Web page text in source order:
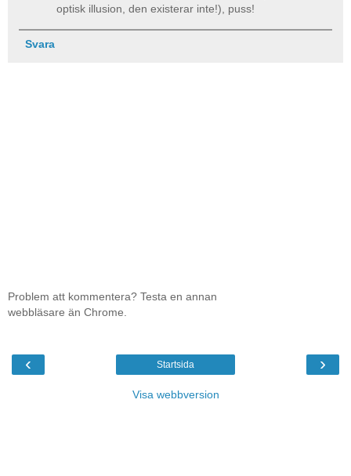
optisk illusion, den existerar inte!), puss!
Svara
Problem att kommentera? Testa en annan
webbläsare än Chrome.
‹ ›
Startsida
Visa webbversion